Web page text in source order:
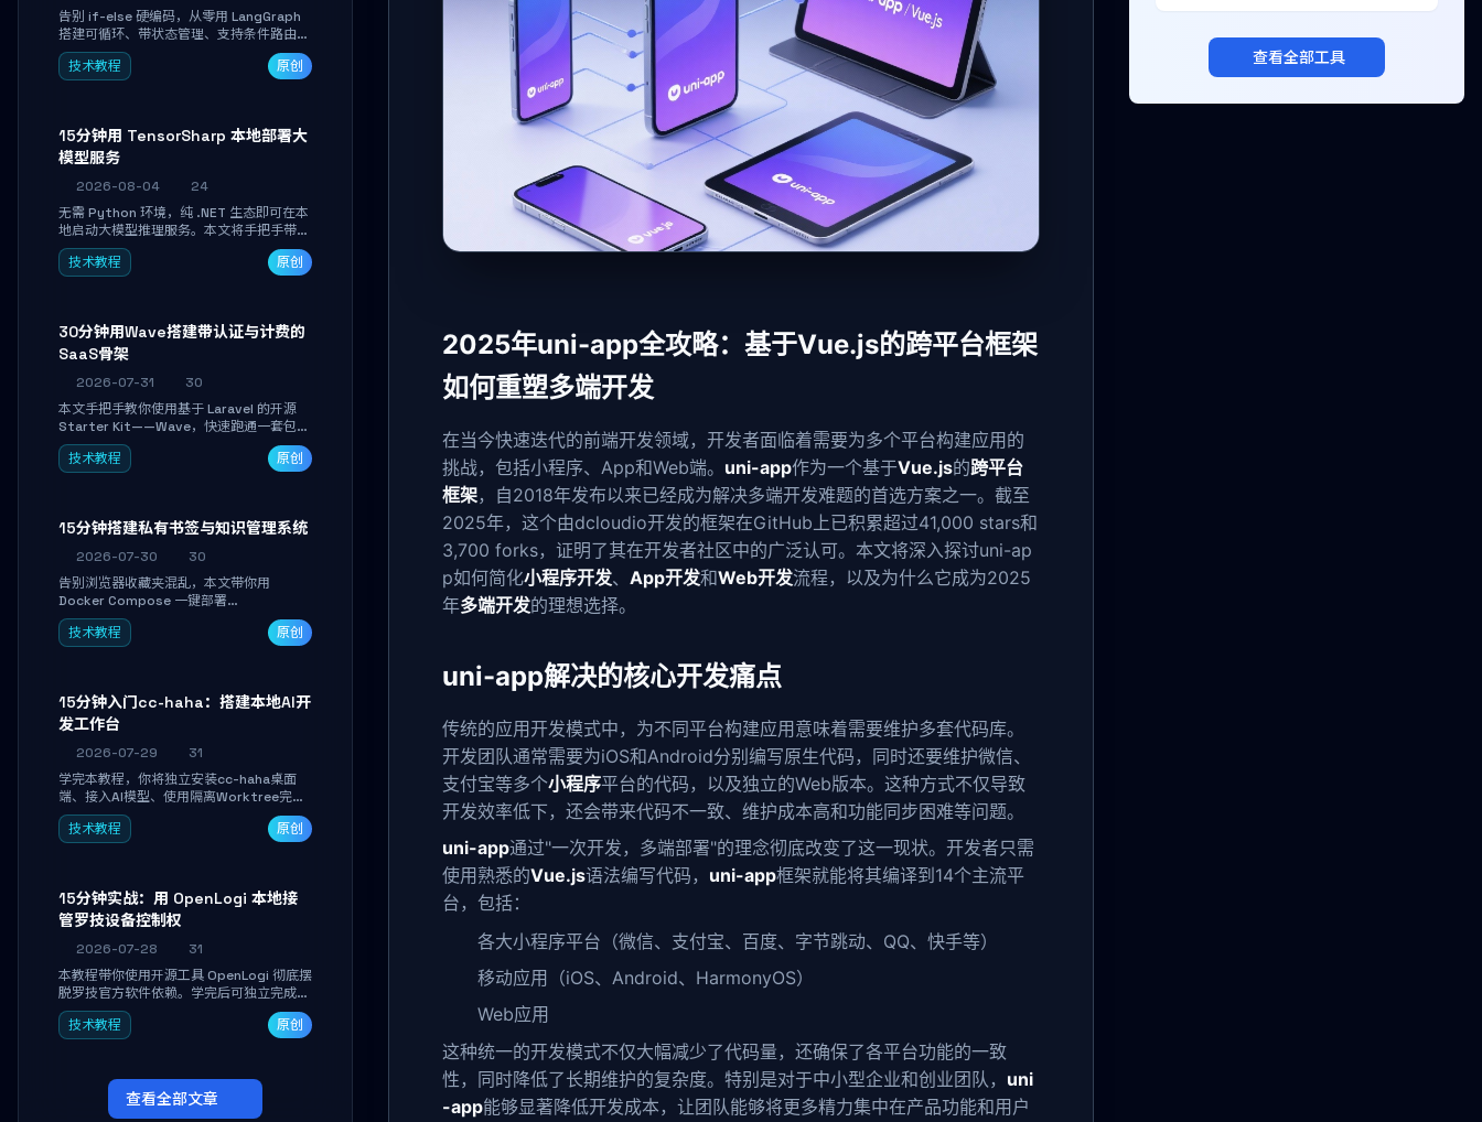
告别 if-else 硬编码，从零用 LangGraph
搭建可循环、带状态管理、支持条件路由的
多步骤 AI 代理。学完能独立编写包含自动
决策、工具调用和持久化状态的复杂工作
技术教程 原创
15分钟用 TensorSharp 本地部署大
模型服务
2026-08-04
24
无需 Python 环境，纯 .NET 生态即可在本
地启动大模型推理服务。本文将手把手带你
下载模型、配置 GPU 加速、启动 OpenAI
兼容 API，并在 C# 业务代码中无缝调用。
技术教程 原创
30分钟用Wave搭建带认证与计费的
SaaS骨架
2026-07-31
30
本文手把手教你使用基于 Laravel 的开源
Starter Kit——Wave，快速跑通一套包含
用户认证、订阅计费、角色权限和后台管理
的完整 SaaS 骨架。附带 Stripe 测试支付
技术教程 原创
15分钟搭建私有书签与知识管理系统
2026-07-30
30
告别浏览器收藏夹混乱，本文带你用
Docker Compose 一键部署
Linkwarden。15 分钟完成私有书签系统搭
建，掌握网页快照归档、高亮批注、分类管
技术教程 原创
15分钟入门cc-haha：搭建本地AI开
发工作台
2026-07-29
31
学完本教程，你将独立安装cc-haha桌面
端、接入AI模型、使用隔离Worktree完成
真实开发任务，并通过Diff审阅面板安全落
地AI代码改写。告别终端黑盒操作，让AI在
技术教程 原创
15分钟实战：用 OpenLogi 本地接
管罗技设备控制权
2026-07-28
31
本教程带你使用开源工具 OpenLogi 彻底摆
脱罗技官方软件依赖。学完后可独立完成设
备识别、按键重映射、DPI曲线配置与
SmartShift调节，实现完全离线控制，保
技术教程 原创
查看全部文章
2025年uni-app全攻略：基于Vue.js的跨平台框架
如何重塑多端开发
在当今快速迭代的前端开发领域，开发者面临着需要为多个平台构建应用的
挑战，包括小程序、App和Web端。 uni-app作为一个基于Vue.js的跨平台
框架，自2018年发布以来已经成为解决多端开发难题的首选方案之一。截至
2025年，这个由dcloudio开发的框架在GitHub上已积累超过41,000 stars和
3,700 forks，证明了其在开发者社区中的广泛认可。本文将深入探讨uni-ap
p如何简化小程序开发、 App开发和Web开发流程，以及为什么它成为2025
年多端开发的理想选择。
uni-app解决的核心开发痛点
传统的应用开发模式中，为不同平台构建应用意味着需要维护多套代码库。
开发团队通常需要为iOS和Android分别编写原生代码，同时还要维护微信、
支付宝等多个小程序平台的代码，以及独立的Web版本。这种方式不仅导致
开发效率低下，还会带来代码不一致、维护成本高和功能同步困难等问题。
uni-app通过"一次开发，多端部署"的理念彻底改变了这一现状。开发者只需
使用熟悉的Vue.js语法编写代码， uni-app框架就能将其编译到14个主流平
台，包括：
各大小程序平台（微信、支付宝、百度、字节跳动、QQ、快手等）
移动应用（iOS、Android、HarmonyOS）
Web应用
这种统一的开发模式不仅大幅减少了代码量，还确保了各平台功能的一致
性，同时降低了长期维护的复杂度。特别是对于中小型企业和创业团队， uni
-app能够显著降低开发成本，让团队能够将更多精力集中在产品功能和用户
查看全部工具